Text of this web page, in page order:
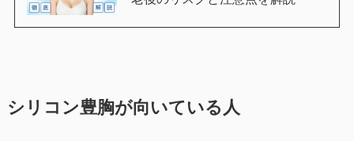
シリコン豊胸が向いている人